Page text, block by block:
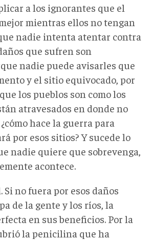
a los ignorantes que el
mientras ellos no tengan
nadie intenta atentar contra
que sufren son
nadie puede avisarles que
y el sitio equivocado, por
los pueblos son como los
atravesados en donde no
hace la guerra para
por esos sitios? Y sucede lo
nadie quiere que sobrevenga,
acontece.
no fuera por esos daños
de la gente y los ríos, la
en sus beneficios. Por la
la penicilina que ha